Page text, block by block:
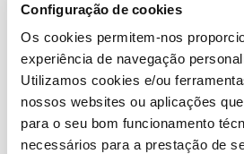
Configuração de cookies
Os cookies permitem-nos
experiência de navegação
Utilizamos cookies e/ou
nossos websites ou aplicações
para o seu bom funcionamento
necessários para a prestação de
Condições do Fórum NOS